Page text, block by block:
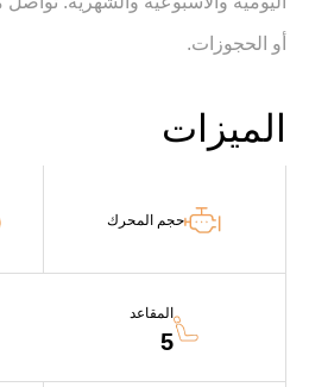
أو الحجوزات.
الميزات
حجم المحرك
المقاعد
5